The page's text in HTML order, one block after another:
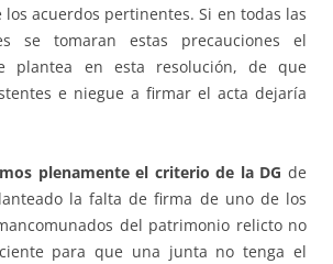
acuerdos pertinentes. Si en todas las
se tomaran estas precauciones el
plantea en esta resolución, de que
e niegue a firmar el acta dejaría
plenamente el criterio de la DG de
la falta de firma de uno de los
del patrimonio relicto no
para que una junta no tenga el